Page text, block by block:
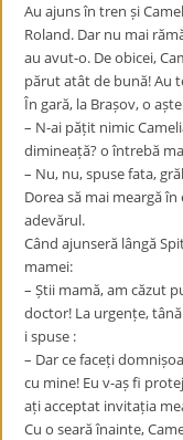
Au ajuns în tren și
Roland. Dar nu mai
au avut-o. De obicei,
părut atât de bună! Au
În gară, la Brașov, o
– N-ai pățit nimic
dimineață? o întrebă
– Nu, nu, spuse fata,
Dorea să mai meargă
adevărul.
Când ajunseră lângă
mamei:
– Știi mamă, am căzut
doctor! La urgențe,
i spuse :
– Dar ce faceți
cu mine! Eu v-aș fi
ați acceptat invitația
Cu o seară înainte,